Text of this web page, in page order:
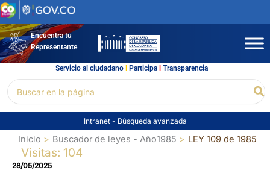
Ir
al
contenidoEncuentra tu
Representante
Servicio al ciudadano l Participal Transparencia
por:
Intranet - Búsqueda avanzada
Inicio Buscador de leyes - Año1985 LEY 109 de 1985
Visitas: 104
28/05/2025